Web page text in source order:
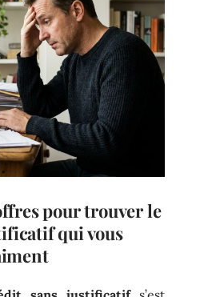
pour trouver le
qui vous